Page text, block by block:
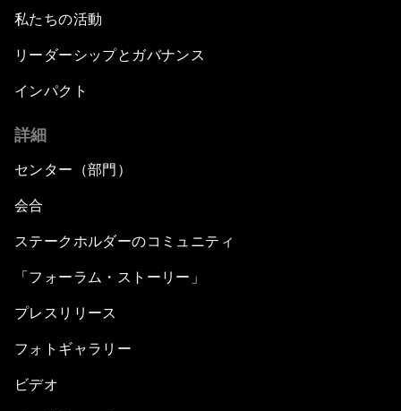
私たちの活動
リーダーシップとガバナンス
インパクト
詳細
センター（部門）
会合
ステークホルダーのコミュニティ
「フォーラム・ストーリー」
プレスリリース
フォトギャラリー
ビデオ